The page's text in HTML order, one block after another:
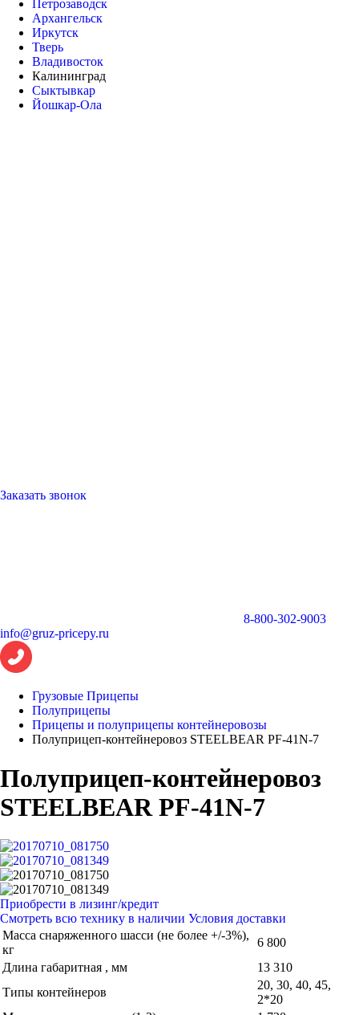
Петрозаводск
Архангельск
Иркутск
Тверь
Владивосток
Калининград
Сыктывкар
Йошкар-Ола
Заказать звонок
8-800-302-9003
info@gruz-pricepy.ru
Грузовые Прицепы
Полуприцепы
Прицепы и полуприцепы контейнеровозы
Полуприцеп-контейнеровоз STEELBEAR PF-41N-7
Полуприцеп-контейнеровоз
STEELBEAR PF-41N-7
Приобрести в лизинг/кредит
Смотреть всю технику в наличии Условия доставки
Масса снаряженного шасси (не более +/-3%),
кг
6 800
Длина габаритная , мм
13 310
Типы контейнеров
20, 30, 40, 45,
2*20